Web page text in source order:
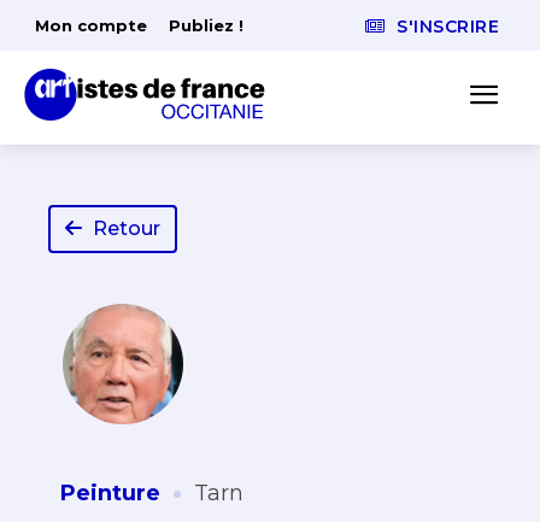
Mon compte Publiez ! S'INSCRIRE
Retour
Peinture · Tarn